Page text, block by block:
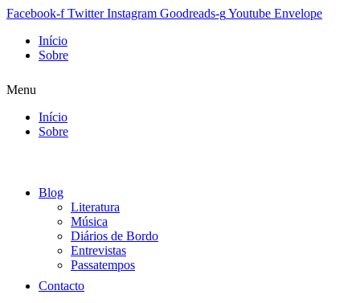
Facebook-f Twitter Instagram Goodreads-gYoutube Envelope
Início
Sobre
Menu
Início
Sobre
Blog
Literatura
Música
Diários de Bordo
Entrevistas
Passatempos
Contacto